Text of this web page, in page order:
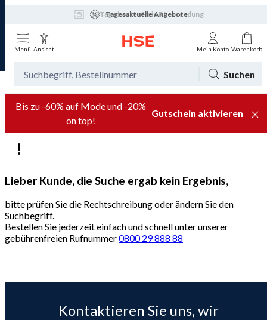
Tagesaktuelle Angebote
Menü Ansicht Mein Konto Warenkorb
Suchen
Bis zu -60% auf Mode und -20%
on top!
Gutschein aktivieren
Lieber Kunde, die Suche ergab kein Ergebnis,
bitte prüfen Sie die Rechtschreibung oder ändern Sie den
Suchbegriff.
Bestellen Sie jederzeit einfach und schnell unter unserer
gebührenfreien Rufnummer0800 29 888 88
Kontaktieren Sie uns, wir